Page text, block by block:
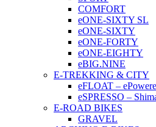
COMFORT
eONE-SIXTY SL
eONE-SIXTY
eONE-FORTY
eONE-EIGHTY
eBIG.NINE
E-TREKKING & CITY
eFLOAT –
eSPRESSO –
E-ROAD BIKES
GRAVEL